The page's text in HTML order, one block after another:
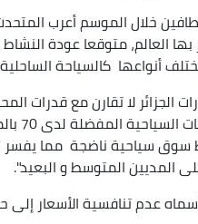
خلال الموسم أعرب
العالم، متوقعا عودة
أنواعها كالسياحة الساحلية
لا تقارن مع قدرات
في
سياحية ناضجة مما يفسر
المديين المتوسط و البعيد".
عدم تنافسية الأسعار